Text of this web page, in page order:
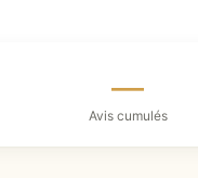
—
Avis cumulés